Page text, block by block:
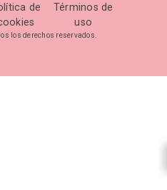
de
Términos de
uso
los derechos reservados.